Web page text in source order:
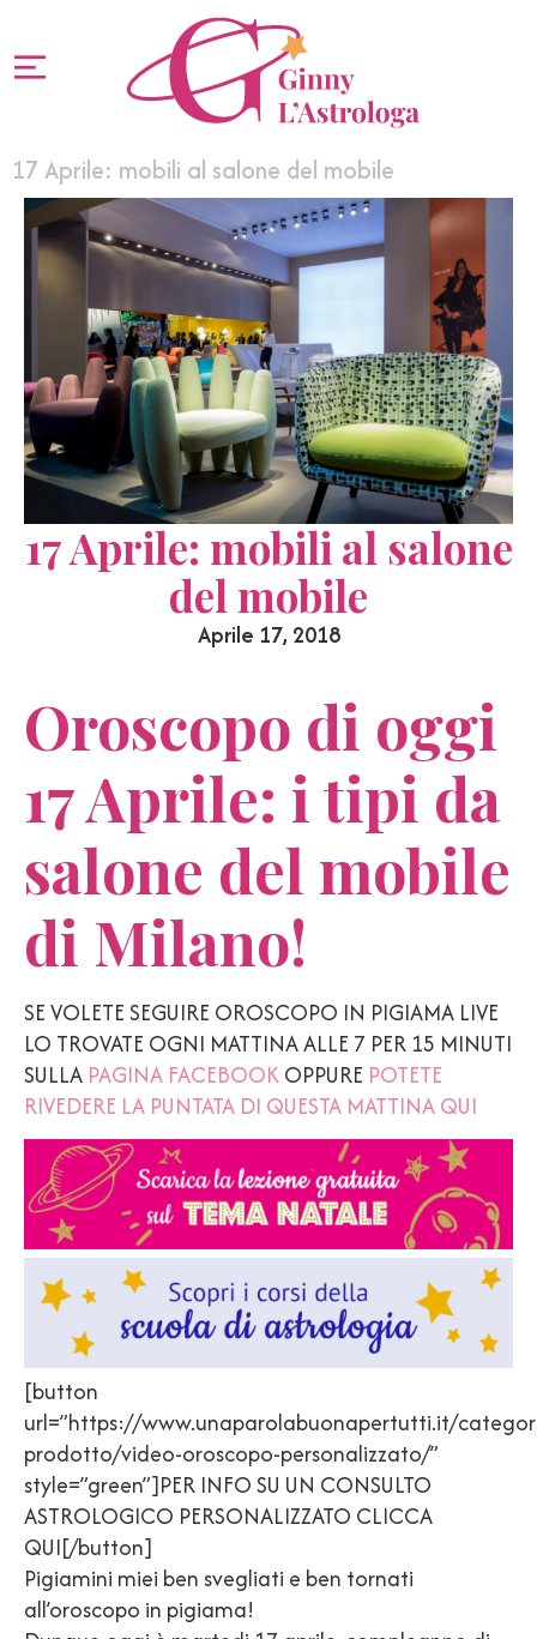
17 Aprile: mobili al salone del mobile
17 Aprile: mobili al salone
del mobile
Aprile 17, 2018
Oroscopo di oggi
17 Aprile: i tipi da
salone del mobile
di Milano!
SE VOLETE SEGUIRE OROSCOPO IN PIGIAMA LIVE
LO TROVATE OGNI MATTINA ALLE 7 PER 15 MINUTI
SULLA PAGINA FACEBOOKOPPURE POTETE
RIVEDERE LA PUNTATA DI QUESTA MATTINA QUI
[button
url=”https://www.unaparolabuonapertutti.it/
prodotto/video-oroscopo-personalizzato/”
style=”green”]PER INFO SU UN CONSULTO
ASTROLOGICO PERSONALIZZATO CLICCA
QUI[/button]
Pigiamini miei ben svegliati e ben tornati
all’oroscopo in pigiama!